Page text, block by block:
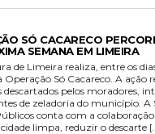
SÓ CACARECO
SEMANA EM LIMEIRA
de Limeira realiza, entre os
Só Cacareco. A ação
descartados pelos moradores,
de zeladoria do município. A
conta com a
limpa, reduzir o descarte